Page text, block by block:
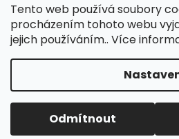
Tento web používá soubory
procházením tohoto webu
jejich používáním.. Více
Odmítnout
Vytvořil
Copyright 2026Drogerie
vyhrazena.
Upravit